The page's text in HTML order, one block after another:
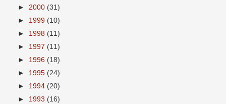
► 2000 (31)
► 1999 (10)
► 1998 (11)
► 1997 (11)
► 1996 (18)
► 1995 (24)
► 1994 (20)
► 1993 (16)